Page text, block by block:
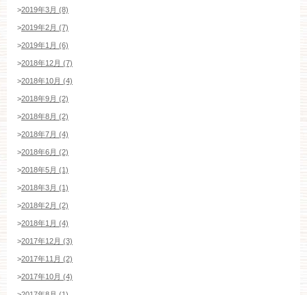
>2019年3月 (8)
>2019年2月 (7)
>2019年1月 (6)
>2018年12月 (7)
>2018年10月 (4)
>2018年9月 (2)
>2018年8月 (2)
>2018年7月 (4)
>2018年6月 (2)
>2018年5月 (1)
>2018年3月 (1)
>2018年2月 (2)
>2018年1月 (4)
>2017年12月 (3)
>2017年11月 (2)
>2017年10月 (4)